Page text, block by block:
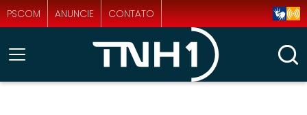
PSCOM ANUNCIE CONTATO